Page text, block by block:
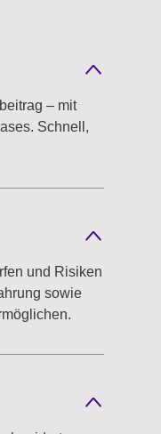
– mit
Schnell,
und Risiken
sowie